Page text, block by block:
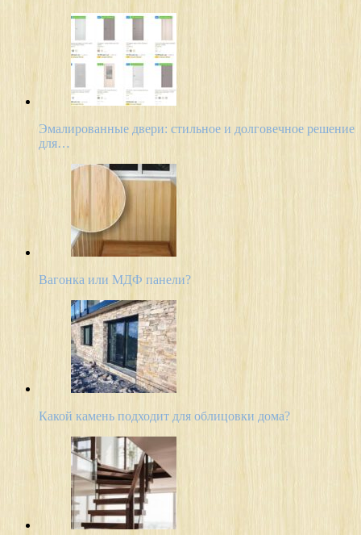
Эмалированные двери: стильное и долговечное решение
для…
Вагонка или МДФ панели?
Какой камень подходит для облицовки дома?